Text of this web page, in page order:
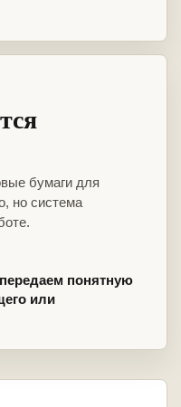
бумаги для
но система
понятную
или